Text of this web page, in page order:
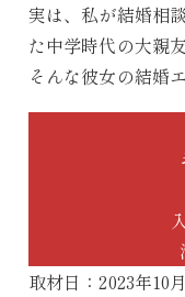
実は、私が結婚相
た中学時代の大親友
そんな彼女の結婚
取材日：2023年10